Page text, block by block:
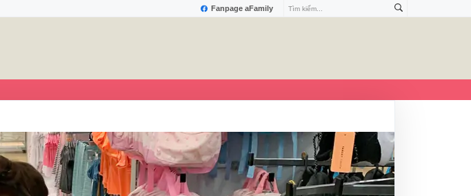
Fanpage aFamily